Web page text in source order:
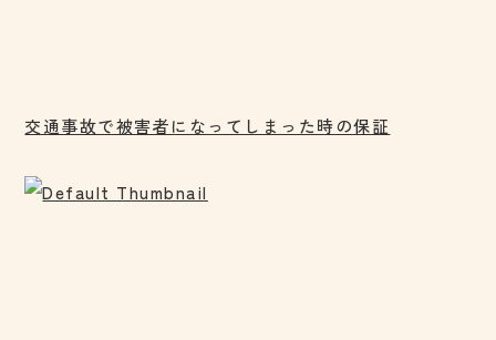
交通事故で被害者になってしまった時の保証